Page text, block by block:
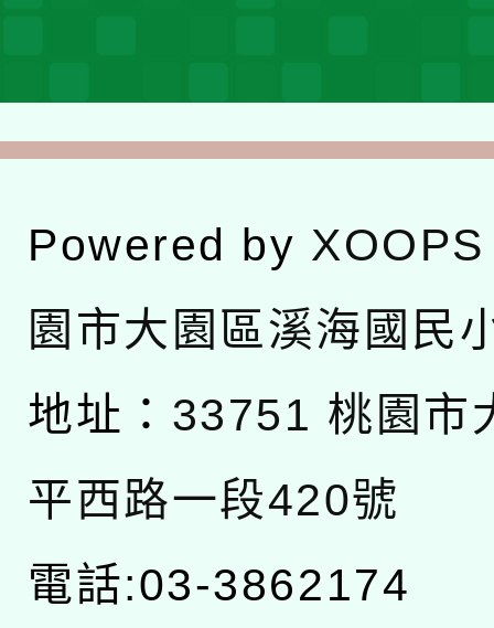
Powered by XOOPS
園市大園區溪海國民
地址： 33751 桃園市
平西路一段420號
電話:03-3862174